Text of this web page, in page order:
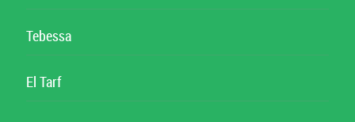
Tebessa
El Tarf